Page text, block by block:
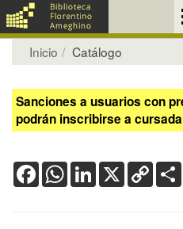
Inicio Catálogo
Sanciones a usuarios con
podrán inscribirse a
FacebookWhatsApp
LinkedIn
X Copy
Link